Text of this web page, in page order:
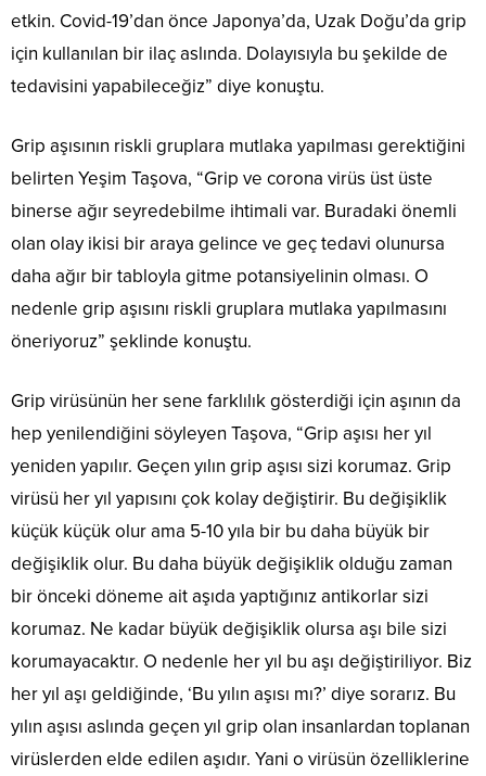
etkin. Covid-19’dan önce Japonya’da, Uzak Doğu’da grip
için kullanılan bir ilaç aslında. Dolayısıyla bu şekilde de
tedavisini yapabileceğiz” diye konuştu.
Grip aşısının riskli gruplara mutlaka yapılması gerektiğini
belirten Yeşim Taşova, “Grip ve corona virüs üst üste
binerse ağır seyredebilme ihtimali var. Buradaki önemli
olan olay ikisi bir araya gelince ve geç tedavi olunursa
daha ağır bir tabloyla gitme potansiyelinin olması. O
nedenle grip aşısını riskli gruplara mutlaka yapılmasını
öneriyoruz” şeklinde konuştu.
Grip virüsünün her sene farklılık gösterdiği için aşının da
hep yenilendiğini söyleyen Taşova, “Grip aşısı her yıl
yeniden yapılır. Geçen yılın grip aşısı sizi korumaz. Grip
virüsü her yıl yapısını çok kolay değiştirir. Bu değişiklik
küçük küçük olur ama 5-10 yıla bir bu daha büyük bir
değişiklik olur. Bu daha büyük değişiklik olduğu zaman
bir önceki döneme ait aşıda yaptığınız antikorlar sizi
korumaz. Ne kadar büyük değişiklik olursa aşı bile sizi
korumayacaktır. O nedenle her yıl bu aşı değiştiriliyor. Biz
her yıl aşı geldiğinde, ‘Bu yılın aşısı mı?’ diye sorarız. Bu
yılın aşısı aslında geçen yıl grip olan insanlardan toplanan
virüslerden elde edilen aşıdır. Yani o virüsün özelliklerine